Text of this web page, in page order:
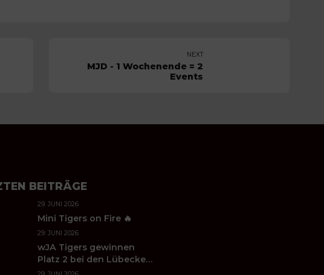
NEXT
MJD - 1 Wochenende = 2
Events
BEITRÄGE
29. JUNI 2026
Mini Tigers on Fire 🔥
29. JUNI 2026
wJA Tigers gewinnen
Platz 2 bei den Lübecker
Handballtagen 2026